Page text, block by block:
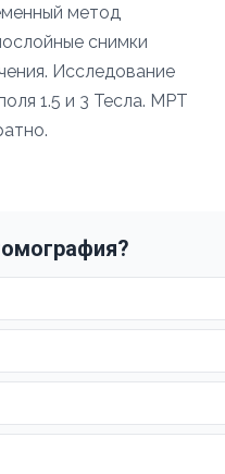
метод
снимки
Исследование
1.5 и 3 Тесла. МРТ